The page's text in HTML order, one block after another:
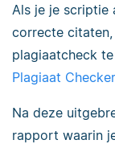
Als je je scriptie
correcte
plagiaatcheck
Plagiaat Checker
Na deze
rapport waarin